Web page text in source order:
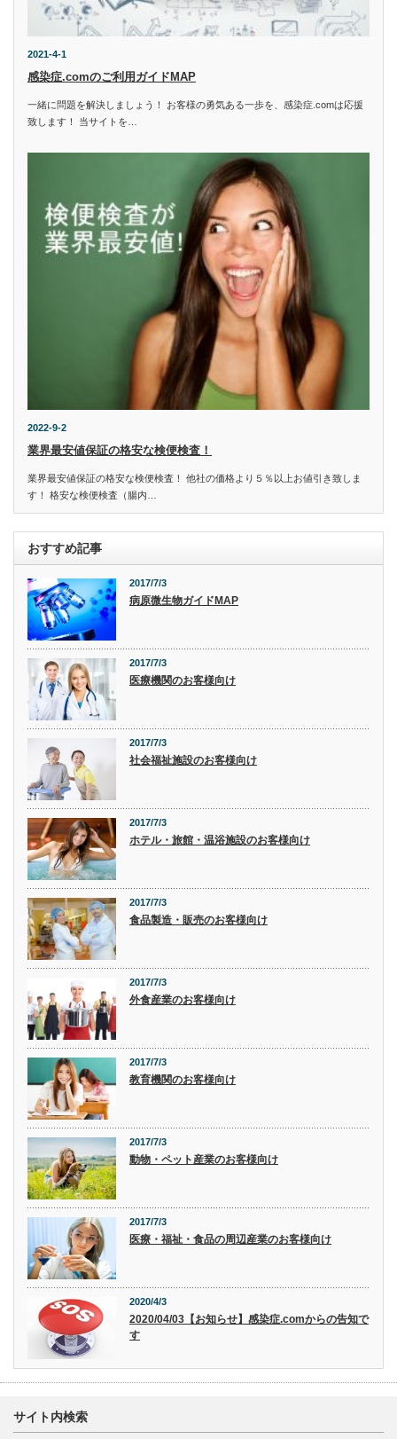
2021-4-1
感染症.comのご利用ガイドMAP
一緒に問題を解決しましょう！ お客様の勇気ある一歩を、感染症.comは応援
致します！ 当サイトを…
2022-9-2
業界最安値保証の格安な検便検査！
業界最安値保証の格安な検便検査！ 他社の価格より５％以上お値引き致しま
す！ 格安な検便検査（腸内…
おすすめ記事
2017/7/3
病原微生物ガイドMAP
2017/7/3
医療機関のお客様向け
2017/7/3
社会福祉施設のお客様向け
2017/7/3
ホテル・旅館・温浴施設のお客様向け
2017/7/3
食品製造・販売のお客様向け
2017/7/3
外食産業のお客様向け
2017/7/3
教育機関のお客様向け
2017/7/3
動物・ペット産業のお客様向け
2017/7/3
医療・福祉・食品の周辺産業のお客様向け
2020/4/3
2020/04/03【お知らせ】感染症.comからの告知で
す
サイト内検索